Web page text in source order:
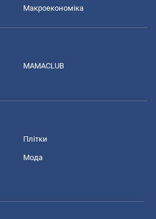
Макроекономіка
MAMACLUB
Плітки
Мода